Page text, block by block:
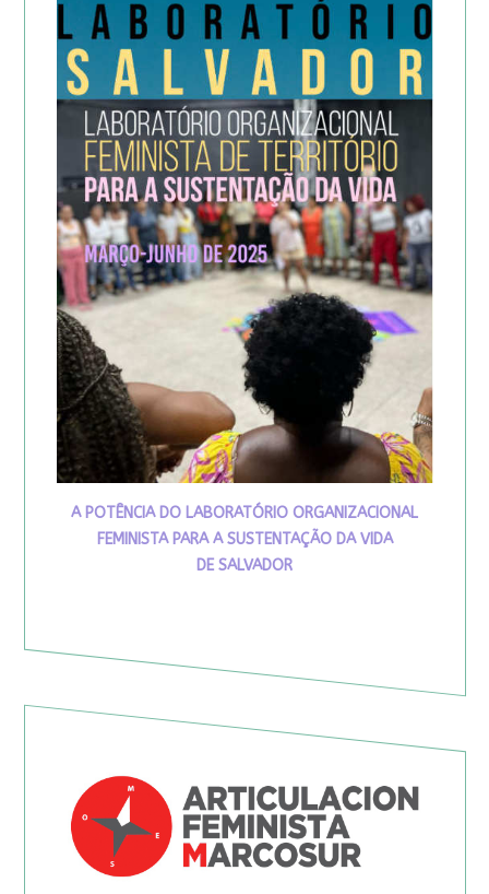
A POTÊNCIA DO LABORATÓRIO ORGANIZACIONAL
FEMINISTA PARA A SUSTENTAÇÃO DA VIDA
DE SALVADOR